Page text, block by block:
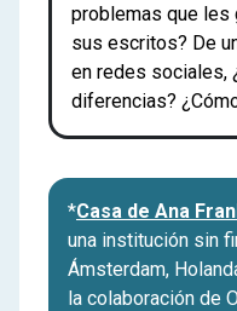
problemas que les
sus escritos? De
en redes sociales,
diferencias?
*Casa de Ana
una institución sin
Ámsterdam,
la colaboración de